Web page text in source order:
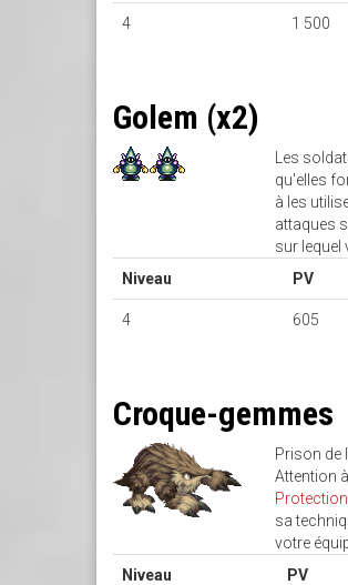
4 1 500
Golem (x2)
Les
qu'elles
à les
attaques
sur lequel
Niveau
PV
4 605
Croque-gemmes
Prison de
Attention
Protection
sa
votre
Niveau
PV